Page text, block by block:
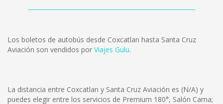
Los boletos de autobús desde Coxcatlan hasta Santa Cruz
Aviación son vendidos por Viajes Gulu.
La distancia entre Coxcatlan y Santa Cruz Aviación es (N/A) y
puedes elegir entre los servicios de Premium 180°, Salón Cama;